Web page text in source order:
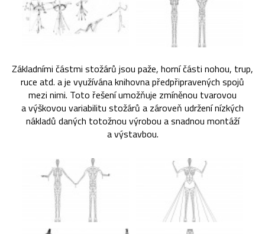
Základními částmi stožárů jsou paže, horní části nohou, trup,
ruce atd. a je využívána knihovna předpřipravených spojů
mezi nimi. Toto řešení umožňuje zmíněnou tvarovou
a výškovou variabilitu stožárů a zároveň udržení nízkých
nákladů daných totožnou výrobou a snadnou montáží
a výstavbou.